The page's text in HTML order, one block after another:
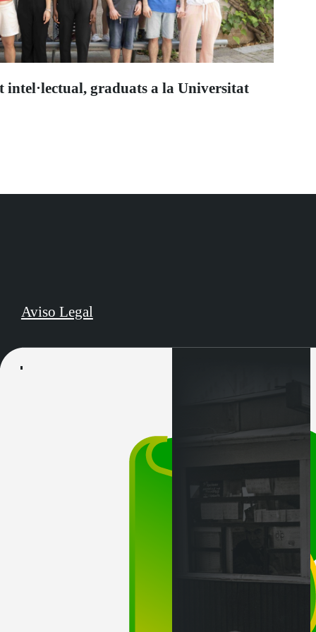
intel·lectual, graduats a la Universitat
Aviso Legal